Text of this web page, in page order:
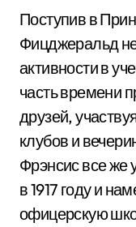
Поступив в
Фицджеральд
активности в
часть времени
друзей,
клубов и
Фрэнсис все же
в 1917 году и
офицерскую